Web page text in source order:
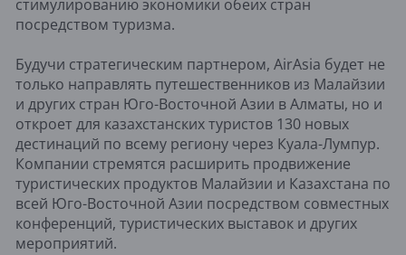
стимулированию экономики обеих стран
посредством туризма.
Будучи стратегическим партнером, AirAsia будет не
только направлять путешественников из Малайзии
и других стран Юго-Восточной Азии в Алматы, но и
откроет для казахстанских туристов 130 новых
дестинаций по всему региону через Куала-Лумпур.
Компании стремятся расширить продвижение
туристических продуктов Малайзии и Казахстана по
всей Юго-Восточной Азии посредством совместных
конференций, туристических выставок и других
мероприятий.